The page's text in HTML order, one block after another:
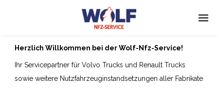
Enter tracking ID
Herzlich Willkommen bei der Wolf-Nfz-Service!
Ihr Servicepartner für Volvo Trucks und Renault Trucks
sowie weitere Nutzfahrzeuginstandsetzungen aller Fabrikate